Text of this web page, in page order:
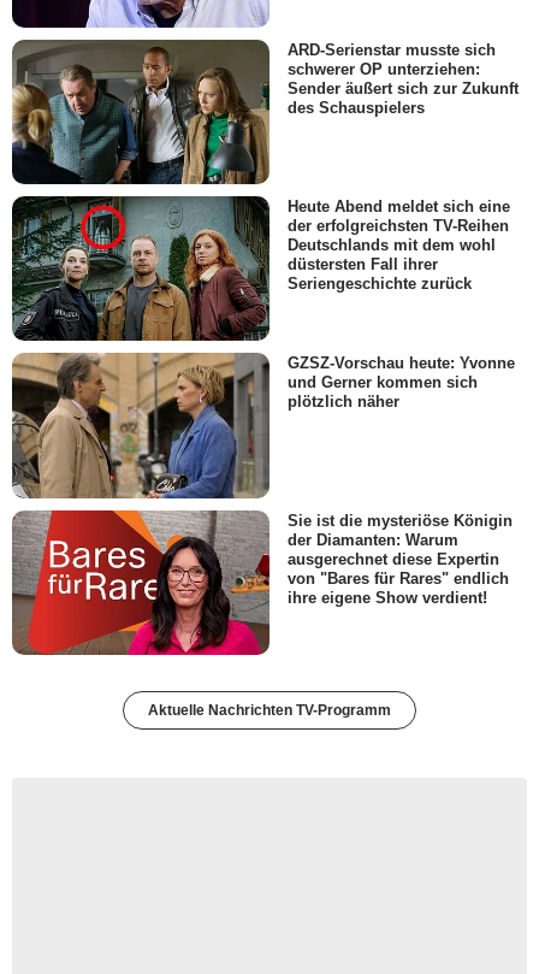
ARD-Serienstar musste sich
schwerer OP unterziehen:
Sender äußert sich zur Zukunft
des Schauspielers
Heute Abend meldet sich eine
der erfolgreichsten TV-Reihen
Deutschlands mit dem wohl
düstersten Fall ihrer
Seriengeschichte zurück
GZSZ-Vorschau heute: Yvonne
und Gerner kommen sich
plötzlich näher
Sie ist die mysteriöse Königin
der Diamanten: Warum
ausgerechnet diese Expertin
von "Bares für Rares" endlich
ihre eigene Show verdient!
Aktuelle Nachrichten TV-Programm